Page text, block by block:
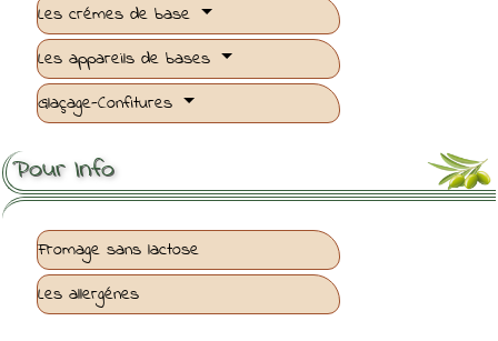
Les crémes de base
Les appareils de bases
Glaçage-Confitures
Pour Info
Fromage sans lactose
Les allergénes